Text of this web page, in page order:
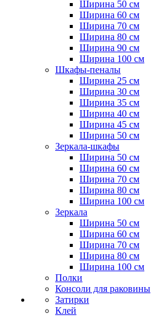
Ширина 50 см
Ширина 60 см
Ширина 70 см
Ширина 80 см
Ширина 90 см
Ширина 100 см
Шкафы-пеналы
Ширина 25 см
Ширина 30 см
Ширина 35 см
Ширина 40 см
Ширина 45 см
Ширина 50 см
Зеркала-шкафы
Ширина 50 см
Ширина 60 см
Ширина 70 см
Ширина 80 см
Ширина 100 см
Зеркала
Ширина 50 см
Ширина 60 см
Ширина 70 см
Ширина 80 см
Ширина 100 см
Полки
Консоли для раковины
Затирки
Клей